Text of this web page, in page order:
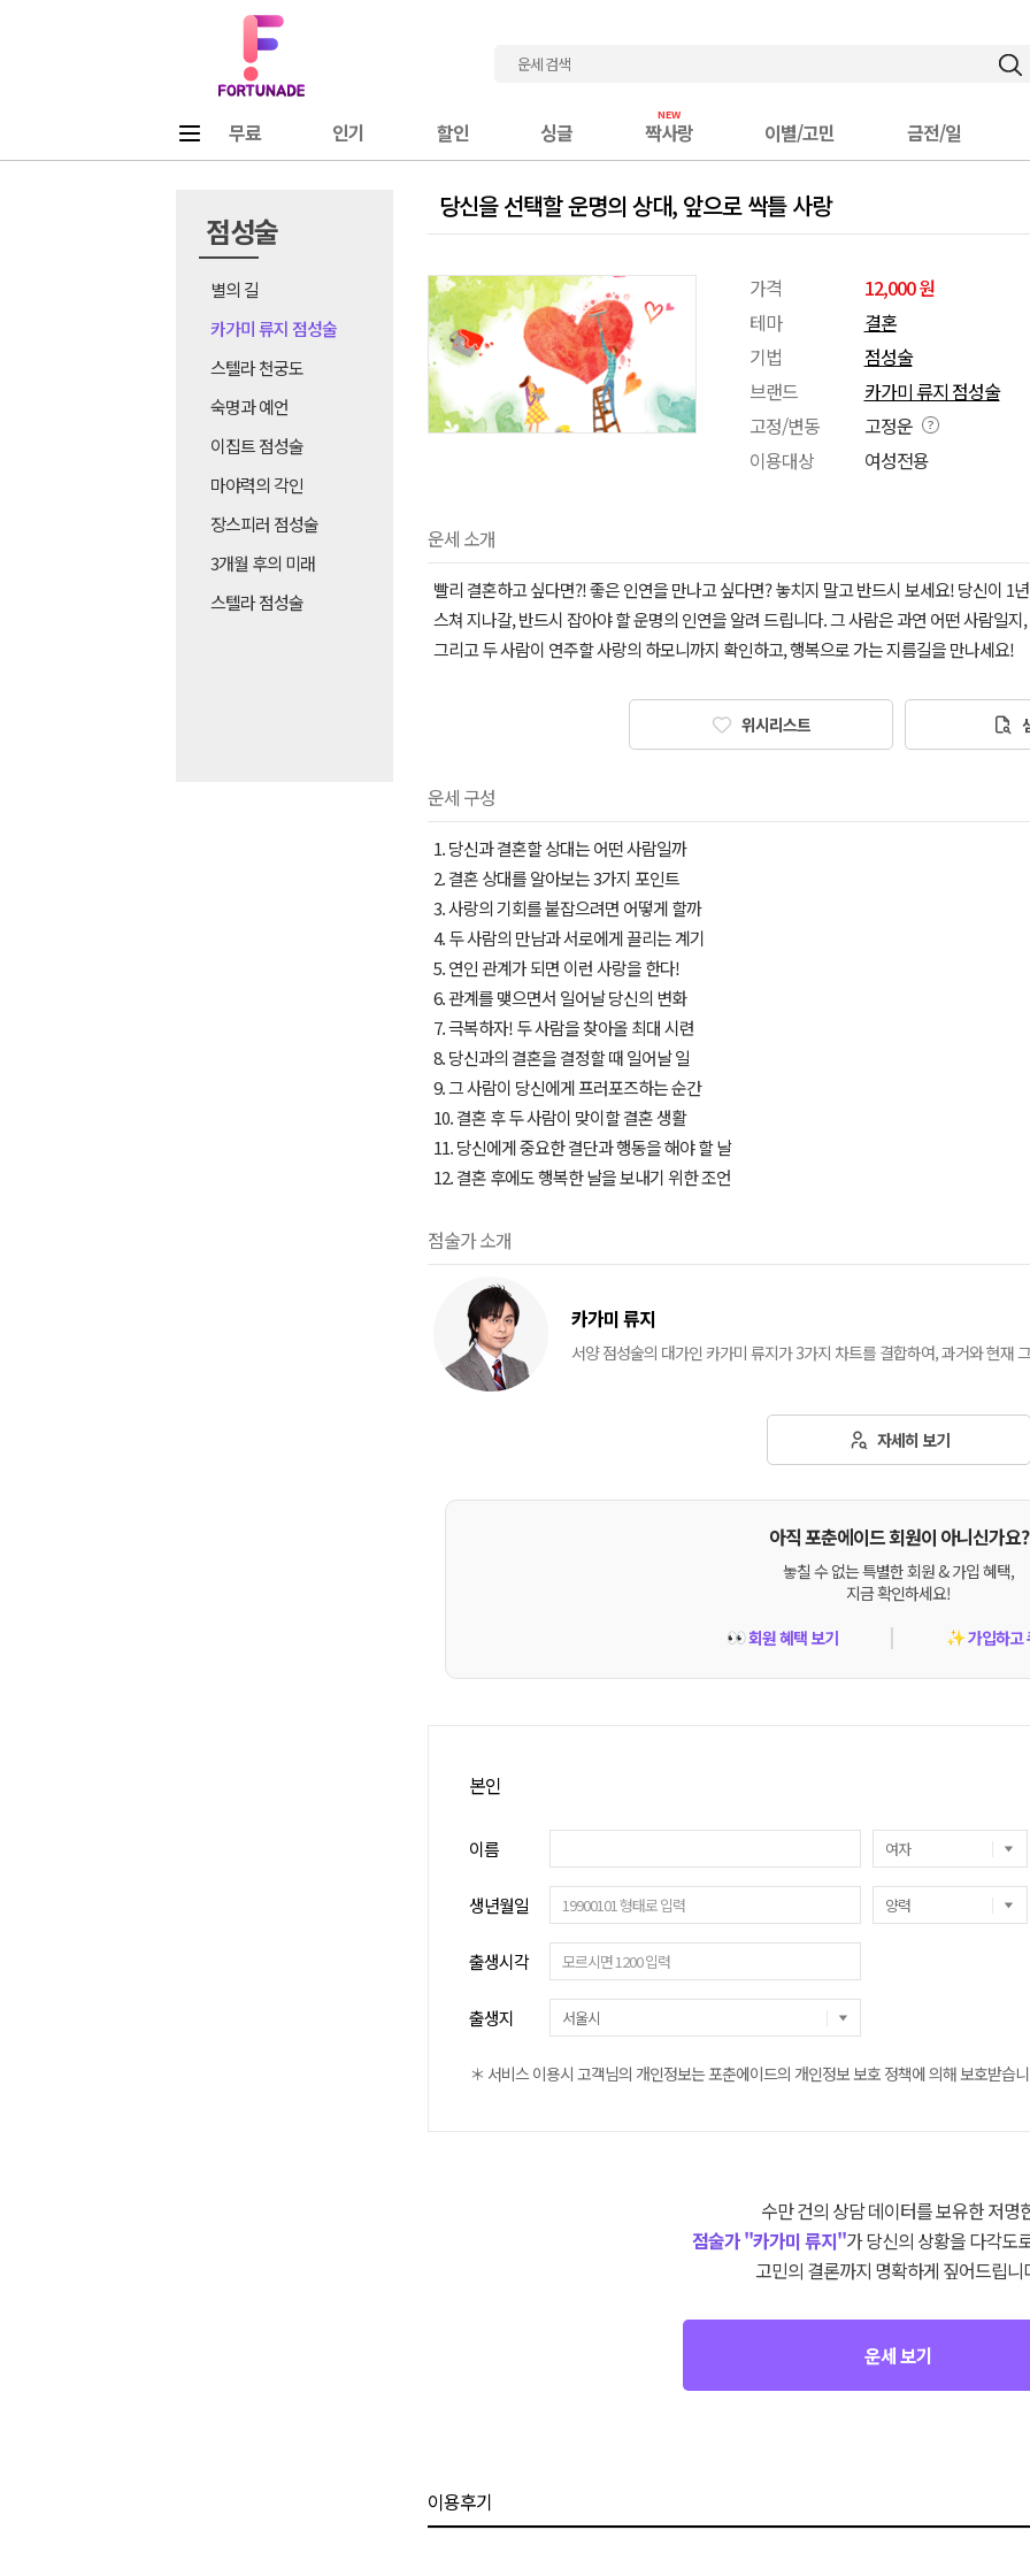
무료 인기 할인 싱글 짝사랑 이별/고민 금전/일
점성술
별의 길
카가미 류지 점성술
스텔라 천궁도
숙명과 예언
이집트 점성술
마야력의 각인
장스피러 점성술
3개월 후의 미래
스텔라 점성술
당신을 선택할 운명의 상대, 앞으로 싹틀 사랑
가격
12,000 원
테마
결혼
기법
점성술
브랜드
카가미 류지 점성술
고정/변동
고정운
이용대상
여성전용
운세 소개
빨리 결혼하고 싶다면?! 좋은 인연을 만나고 싶다면? 놓치지 말고 반드시 보세요! 당신이 1
스쳐 지나갈, 반드시 잡아야 할 운명의 인연을 알려 드립니다. 그 사람은 과연 어떤 사람일
그리고 두 사람이 연주할 사랑의 하모니까지 확인하고, 행복으로 가는 지름길을 만나세요!
위시리스트
운세 구성
1. 당신과 결혼할 상대는 어떤 사람일까
2. 결혼 상대를 알아보는 3가지 포인트
3. 사랑의 기회를 붙잡으려면 어떻게 할까
4. 두 사람의 만남과 서로에게 끌리는 계기
5. 연인 관계가 되면 이런 사랑을 한다!
6. 관계를 맺으면서 일어날 당신의 변화
7. 극복하자! 두 사람을 찾아올 최대 시련
8. 당신과의 결혼을 결정할 때 일어날 일
9. 그 사람이 당신에게 프러포즈하는 순간
10. 결혼 후 두 사람이 맞이할 결혼 생활
11. 당신에게 중요한 결단과 행동을 해야 할 날
12. 결혼 후에도 행복한 날을 보내기 위한 조언
점술가 소개
카가미 류지
서양 점성술의 대가인 카가미 류지가 3가지 차트를 결합하여, 과거와 현재
자세히 보기
아직 포춘에이드 회원이 아니신가요?
놓칠 수 없는 특별한 회원 & 가입 혜택,
지금 확인하세요!
👀회원 혜택 보기 ✨가입하고
본인
이름
생년월일
출생시각
출생지
＊ 서비스 이용시 고객님의 개인정보는 포춘에이드의 개인정보 보호 정책에 의해 보호받습
수만 건의 상담 데이터를 보유한 저명
점술가 "카가미 류지"가 당신의 상황을 다각도
고민의 결론까지 명확하게 짚어드립니
운세 보기
이용후기